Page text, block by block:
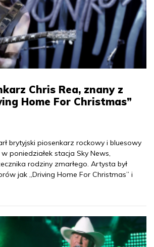
Chris Rea, znany z
Home For Christmas”
brytyjski piosenkarz rockowy i bluesowy
poniedziałek stacja Sky News,
rodziny zmarłego. Artysta był
jak „Driving Home For Christmas” i